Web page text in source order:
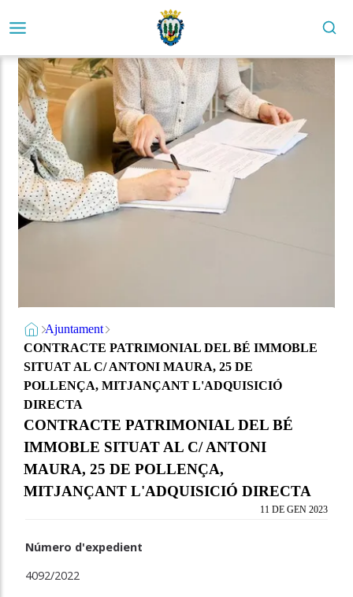
Ajuntament
CONTRACTE PATRIMONIAL DEL BÉ IMMOBLE
SITUAT AL C/ ANTONI MAURA, 25 DE
POLLENÇA, MITJANÇANT L'ADQUISICIÓ
DIRECTA
CONTRACTE PATRIMONIAL DEL BÉ
IMMOBLE SITUAT AL C/ ANTONI
MAURA, 25 DE POLLENÇA,
MITJANÇANT L'ADQUISICIÓ DIRECTA
11 DE GEN 2023
Número d'expedient
4092/2022